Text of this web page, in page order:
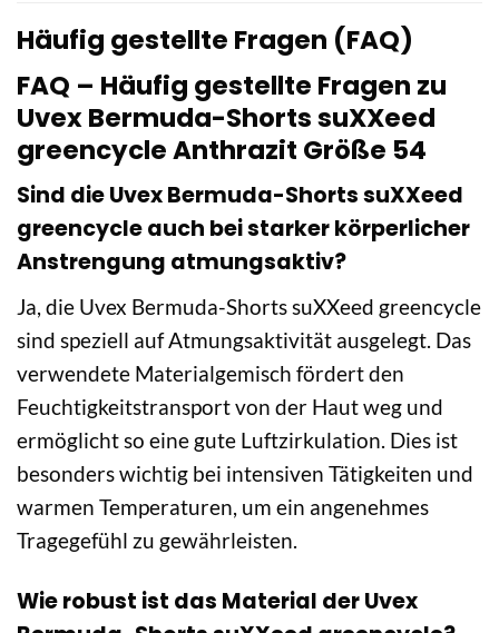
Häufig gestellte Fragen (FAQ)
FAQ – Häufig gestellte Fragen zu
Uvex Bermuda-Shorts suXXeed
greencycle Anthrazit Größe 54
Sind die Uvex Bermuda-Shorts suXXeed
greencycle auch bei starker körperlicher
Anstrengung atmungsaktiv?
Ja, die Uvex Bermuda-Shorts suXXeed greencycle
sind speziell auf Atmungsaktivität ausgelegt. Das
verwendete Materialgemisch fördert den
Feuchtigkeitstransport von der Haut weg und
ermöglicht so eine gute Luftzirkulation. Dies ist
besonders wichtig bei intensiven Tätigkeiten und
warmen Temperaturen, um ein angenehmes
Tragegefühl zu gewährleisten.
Wie robust ist das Material der Uvex